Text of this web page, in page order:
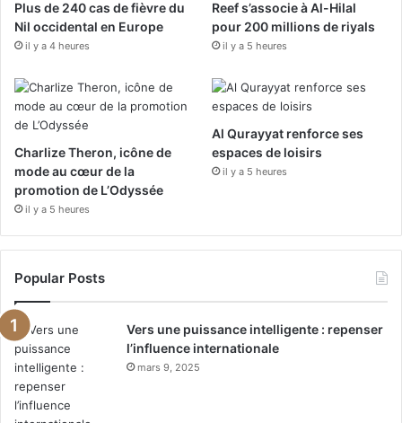
o
k
b
e
g
r
a
Plus de 240 cas de fièvre du
Nil occidental en Europe
il y a 4 heures
Reef s’associe à Al-Hilal
pour 200 millions de riyals
il y a 5 heures
Charlize Theron, icône de
mode au cœur de la
promotion de L’Odyssée
il y a 5 heures
Al Qurayyat renforce ses
espaces de loisirs
il y a 5 heures
Popular Posts
Vers une puissance intelligente : repenser
l’influence internationale
mars 9, 2025